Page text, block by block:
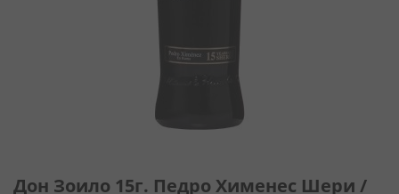
към
Дон Зоило 15г. Педро Хименес Шери /